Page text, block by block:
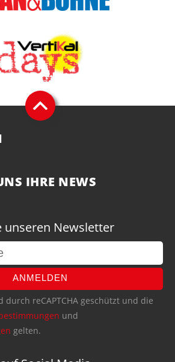
IHRE NEWS
unseren Newsletter
ANMELDEN
durch reCAPTCHA geschützt und die
und
gelten.